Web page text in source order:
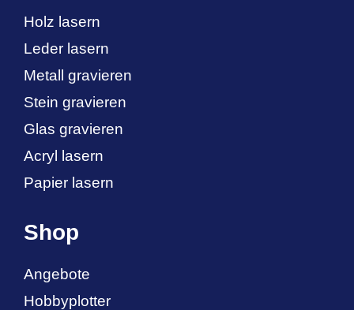
Holz lasern
Leder lasern
Metall gravieren
Stein gravieren
Glas gravieren
Acryl lasern
Papier lasern
Shop
Angebote
Hobbyplotter